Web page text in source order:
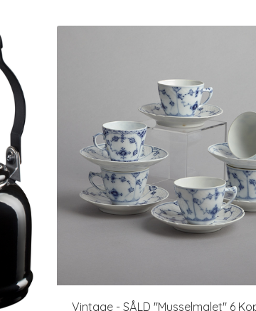
Vintage - SÅLD "Musselmalet" 6